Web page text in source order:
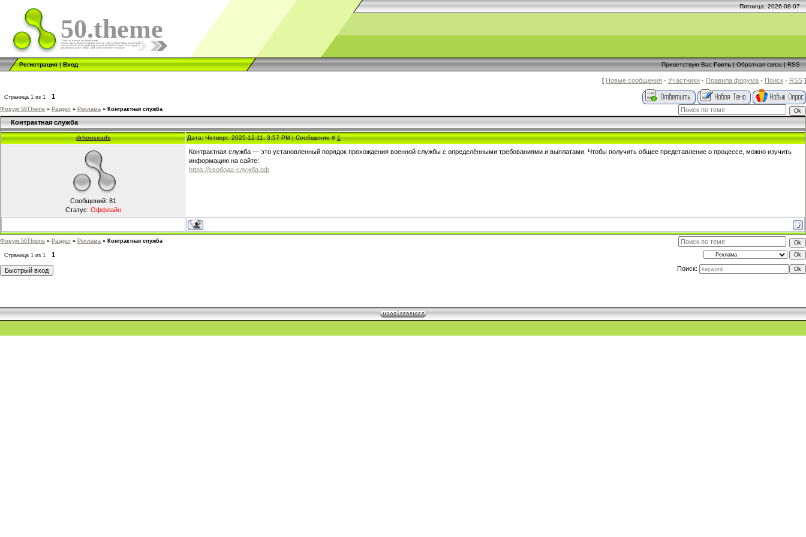
Пятница, 2026-08-07
50.theme
Регистрация|Вход Приветствую Вас Гость|Обратная связь|RSS
[ Новые сообщения · Участники · Правила форума · Поиск · RSS ]
Страница 1 из 1 1
Форум 50Theme » Раздел » Реклама » Контрактная служба
Контрактная служба
drhouseads Дата: Четверг, 2025-12-11, 3:57 PM | Сообщение #1
Сообщений: 81
Статус: Оффлайн
Контрактная служба — это установленный порядок прохождения военной службы с определёнными требованиями и выплатами. Чтобы получить общее представление о процессе, можно изучить
информацию на сайте:
https://свобода-служба.рф
Форум 50Theme » Раздел » Реклама » Контрактная служба
Страница 1 из 1
1
Поиск: